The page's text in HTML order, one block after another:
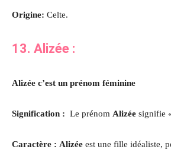
Origine: Celte.
13. Alizée :
Alizée c’est un prénom féminine
Signification : Le prénom Alizée signifie
Caractère : Alizée est une fille idéaliste,